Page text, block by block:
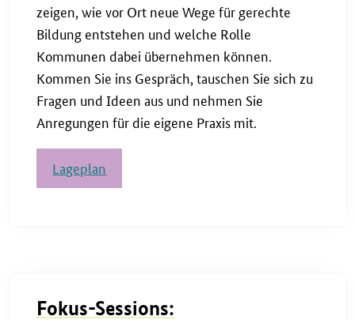
zeigen, wie vor Ort neue Wege für gerechte
Bildung entstehen und welche Rolle
Kommunen dabei übernehmen können.
Kommen Sie ins Gespräch, tauschen Sie sich zu
Fragen und Ideen aus und nehmen Sie
Anregungen für die eigene Praxis mit.
Lageplan
Fokus-Sessions: